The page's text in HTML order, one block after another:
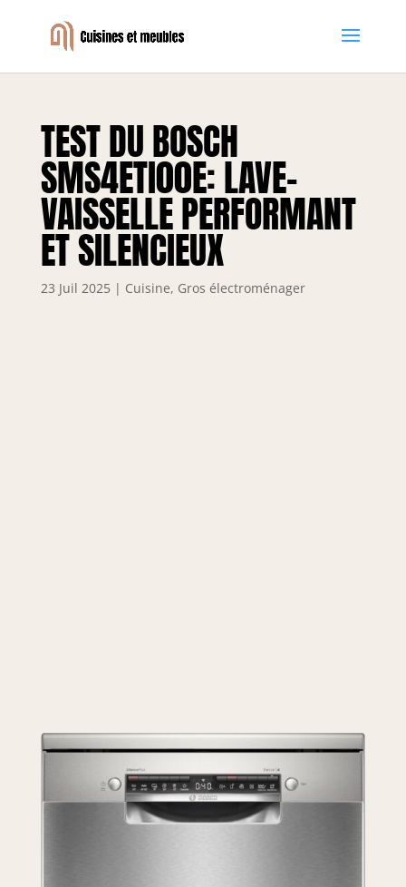
TEST DU BOSCH
SMS4ETI00E: LAVE-
VAISSELLE PERFORMANT
ET SILENCIEUX
23 Juil 2025 | Cuisine, Gros électroménager